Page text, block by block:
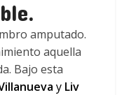
amputado.
aquella
Bajo esta
y Liv